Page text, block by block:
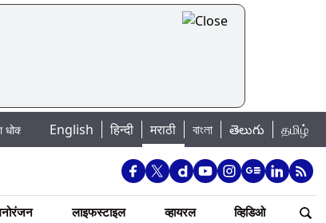
धरणातून मुठानदी पात्रात विसर्ग सुरु; नागरिकांना नदीपात्रात न उतरण्याचे
English हिन्दी मराठी বাংলা తెలుగు தமிழ்
लाइफस्टाइल व्हायरल व्हिडिओ